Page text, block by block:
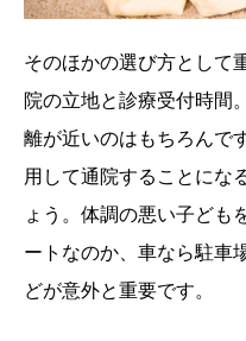
そのほかの選び方として
院の立地と診療受付時間
離が近いのはもちろんで
用して通院することにな
ょう。体調の悪い子ども
ートなのか、車なら駐車
どが意外と重要です。